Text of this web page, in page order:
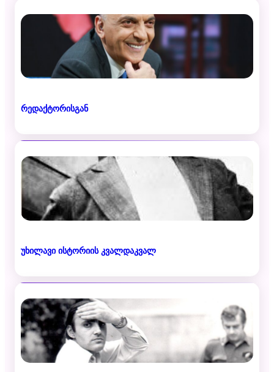
რედაქტორისგან
უხილავი ისტორიის კვალდაკვალ